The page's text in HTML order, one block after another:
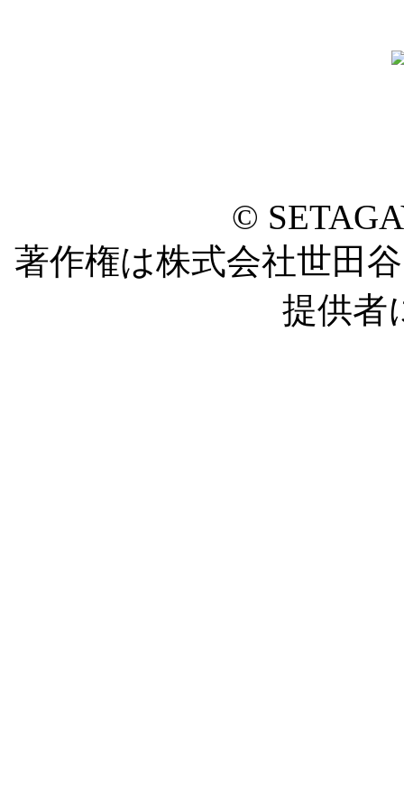
©
著作権は株式会社世田
提供者